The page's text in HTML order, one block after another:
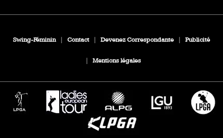
Swing-Féminin Contact Devenez Correspondante Publicité
Mentions légales